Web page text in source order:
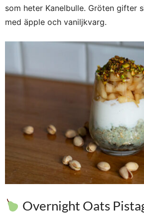
som heter Kanelbulle. Gröten gifter
med äpple och vaniljkvarg.
Overnight Oats